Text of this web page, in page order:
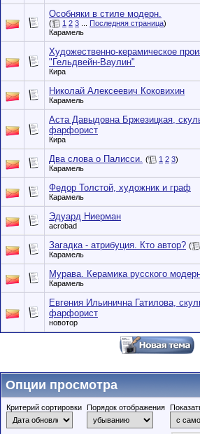
Особняки в стиле модерн.
( 1 2 3 Последняя страница)
Карамель
Художественно-керамическое
"Гельдвейн-Ваулин"
Кира
Николай Алексеевич Коковихин
Карамель
Аста Давыдовна Бржезицкая,
фарфорист
Кира
Два слова о Палисси. ( 1 2 3)
Карамель
Федор Толстой, художник и граф
Карамель
Эдуард Ниерман
acrobad
Загадка - атрибуция. Кто автор? (
Карамель
Мурава. Керамика русского
Карамель
Евгения Ильинична Гатилова,
фарфорист
новотор
Опции просмотра
Критерий сортировки Порядок отображения